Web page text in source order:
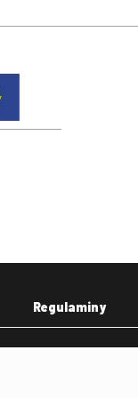
Regulaminy